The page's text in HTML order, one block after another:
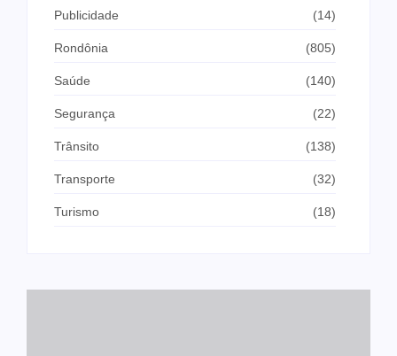
Publicidade (14)
Rondônia (805)
Saúde (140)
Segurança (22)
Trânsito (138)
Transporte (32)
Turismo (18)